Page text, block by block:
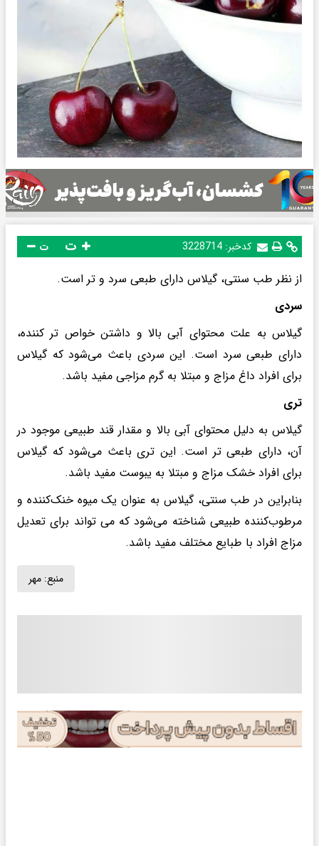
کدخبر: 3228714 ت
از نظر طب سنتی، گیلاس دارای طبعی سرد و تر است.
سردی
گیلاس به علت محتوای آبی بالا و داشتن خواص تر کننده،
دارای طبعی سرد است. این سردی باعث می‌شود که گیلاس
برای افراد داغ مزاج و مبتلا به گرم مزاجی مفید باشد.
تری
گیلاس به دلیل محتوای آبی بالا و مقدار قند طبیعی موجود در
آن، دارای طبعی تر است. این تری باعث می‌شود که گیلاس
برای افراد خشک مزاج و مبتلا به یبوست مفید باشد.
بنابراین در طب سنتی، گیلاس به عنوان یک میوه خنک‌کننده و
مرطوب‌کننده طبیعی شناخته می‌شود که می تواند برای تعدیل
مزاج افراد با طبایع مختلف مفید باشد.
منبع: مهر